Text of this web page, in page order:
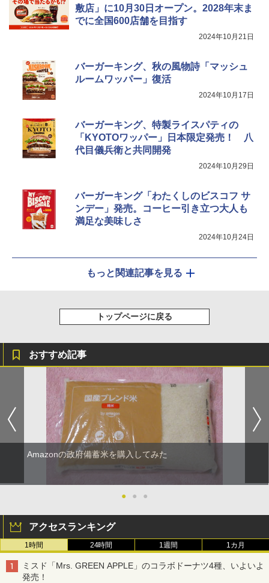
敷店」に10月30日オープン。2028年末ま
でに全国600店舗を目指す
2024年10月21日
バーガーキング、秋の風物詩「マッシュ
ルームワッパー」復活
2024年10月17日
バーガーキング、特製ライスパティの
「KYOTOワッパー」日本限定発売！ 八
代目儀兵衛と共同開発
2024年10月29日
バーガーキング「わたくしのビスコフ サ
ンデー」発売。コーヒー引き立つ大人も
満足な美味しさ
2024年10月24日
もっと関連記事を見る
トップページに戻る
おすすめ記事
Amazonの政府備蓄米を購入してみた
● ● ●
アクセスランキング
1時間 24時間 1週間 1カ月
ミスド「Mrs. GREEN APPLE」のコラボドーナツ4種、いよいよ
発売！